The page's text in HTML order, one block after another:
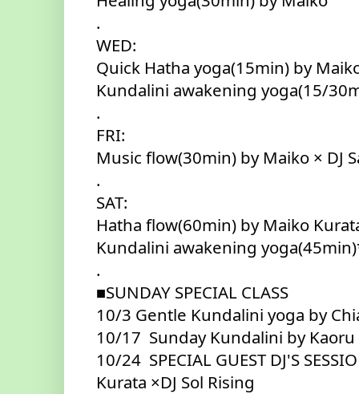
.
WED:
Quick Hatha yoga(15min) by
Kundalini awakening yoga(15/
.
FRI:
Music flow(30min) by Maiko ×
.
SAT:
Hatha flow(60min) by Maiko
Kundalini awakening
.
■SUNDAY SPECIAL CLASS
10/3 Gentle Kundalini yoga by
10/17  Sunday Kundalini by Kaoru
10/24  SPECIAL GUEST DJ'S
Kurata ×DJ Sol Rising